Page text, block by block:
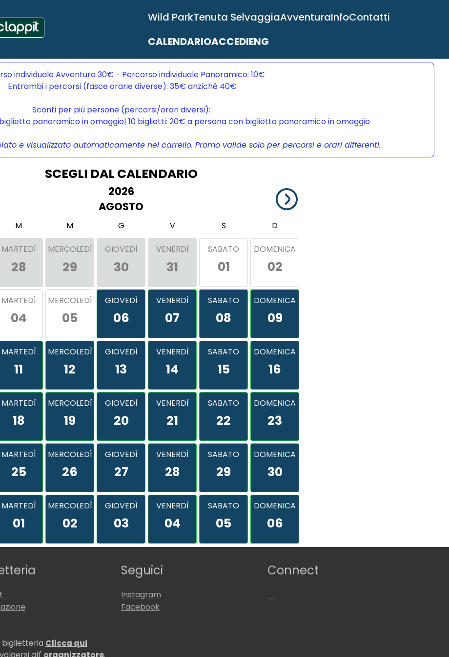
Wild ParkTenuta SelvaggiaAvventuraInfoContatti
CALENDARIOACCEDIENG
individuale Avventura 30€ - Percorso individuale Panoramico: 10€
Entrambi i percorsi (fasce orarie diverse): 35€ anziché 40€
Sconti per più persone (percorsi/orari diversi):
panoramico in omaggio| 10 biglietti: 20€ a persona con biglietto panoramico in omaggio
e visualizzato automaticamente nel carrello. Promo valide solo per percorsi e orari differenti.
SCEGLI DAL CALENDARIO
2026
AGOSTO
M M G V S D
MARTEDÌ
28
MERCOLEDÌ
29
GIOVEDÌ
30
VENERDÌ
31
SABATO
01
DOMENICA
02
MARTEDÌ
04
MERCOLEDÌ
05
GIOVEDÌ
06
VENERDÌ
07
SABATO
08
DOMENICA
09
MARTEDÌ
11
MERCOLEDÌ
12
GIOVEDÌ
13
VENERDÌ
14
SABATO
15
DOMENICA
16
MARTEDÌ
18
MERCOLEDÌ
19
GIOVEDÌ
20
VENERDÌ
21
SABATO
22
DOMENICA
23
MARTEDÌ
25
MERCOLEDÌ
26
GIOVEDÌ
27
VENERDÌ
28
SABATO
29
DOMENICA
30
MARTEDÌ
01
MERCOLEDÌ
02
GIOVEDÌ
03
VENERDÌ
04
SABATO
05
DOMENICA
06
Seguici
Instagram
Facebook
Connect
biglietteria Clicca qui